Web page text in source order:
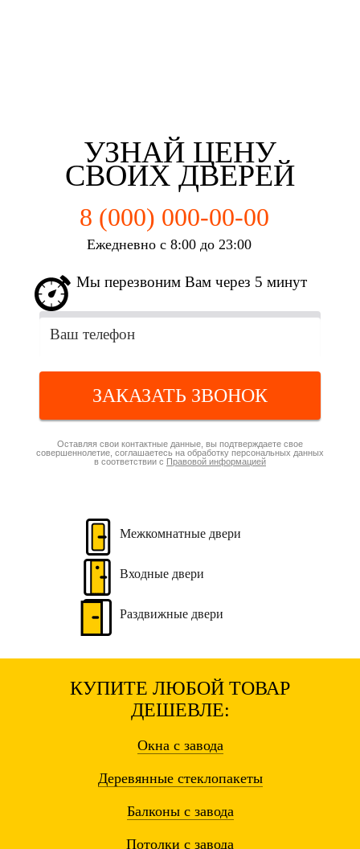
УЗНАЙ ЦЕНУ
СВОИХ ДВЕРЕЙ
8 (000) 000-00-00
Ежедневно с 8:00 до 23:00
Мы перезвоним Вам через 5 минут
ЗАКАЗАТЬ ЗВОНОК
Оставляя свои контактные данные, вы подтверждаете свое
совершеннолетие, соглашаетесь на обработку персональных данных
в соответствии с Правовой информацией
Межкомнатные двери
Входные двери
Раздвижные двери
КУПИТЕ ЛЮБОЙ ТОВАР
ДЕШЕВЛЕ:
Окнас завода
Деревянные стеклопакеты
Балконы с завода
Потолки с завода